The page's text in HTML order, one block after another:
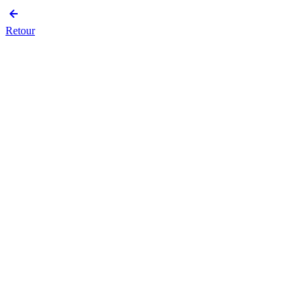
Retour